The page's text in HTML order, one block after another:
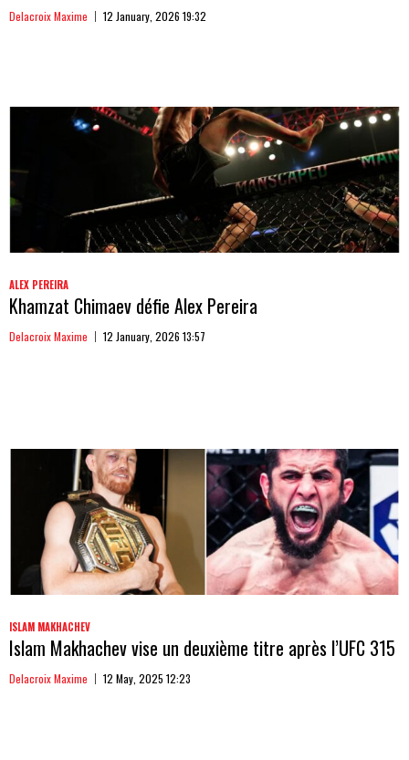
Delacroix Maxime 12 January, 2026 19:32
ALEX PEREIRA
Khamzat Chimaev défie Alex Pereira
Delacroix Maxime 12 January, 2026 13:57
ISLAM MAKHACHEV
Islam Makhachev vise un deuxième titre après l’UFC 315
Delacroix Maxime 12 May, 2025 12:23